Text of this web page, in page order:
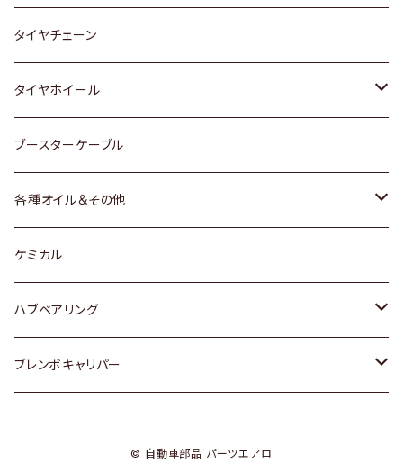
三菱
スバル
レクサス
マツダ
三菱
スバル
いすゞ
ダイハツ
マツダ
三菱
スバル
日産
ダイハツ
スバル
スズキ
日産
ダイハツ
マツダ
スズキ
日産
ダイハツ
マツダ
スバル
トヨタ
マツダ
タイヤチェーン
タイヤホイール
トヨタ
ホンダ
スズキ
日産
ダイハツ
ブースターケーブル
各種オイル＆その他
ディーデル洗浄添加剤
ケミカル
ハブベアリング
トヨタ
ブレンボキャリパー
© 自動車部品 パーツエアロ